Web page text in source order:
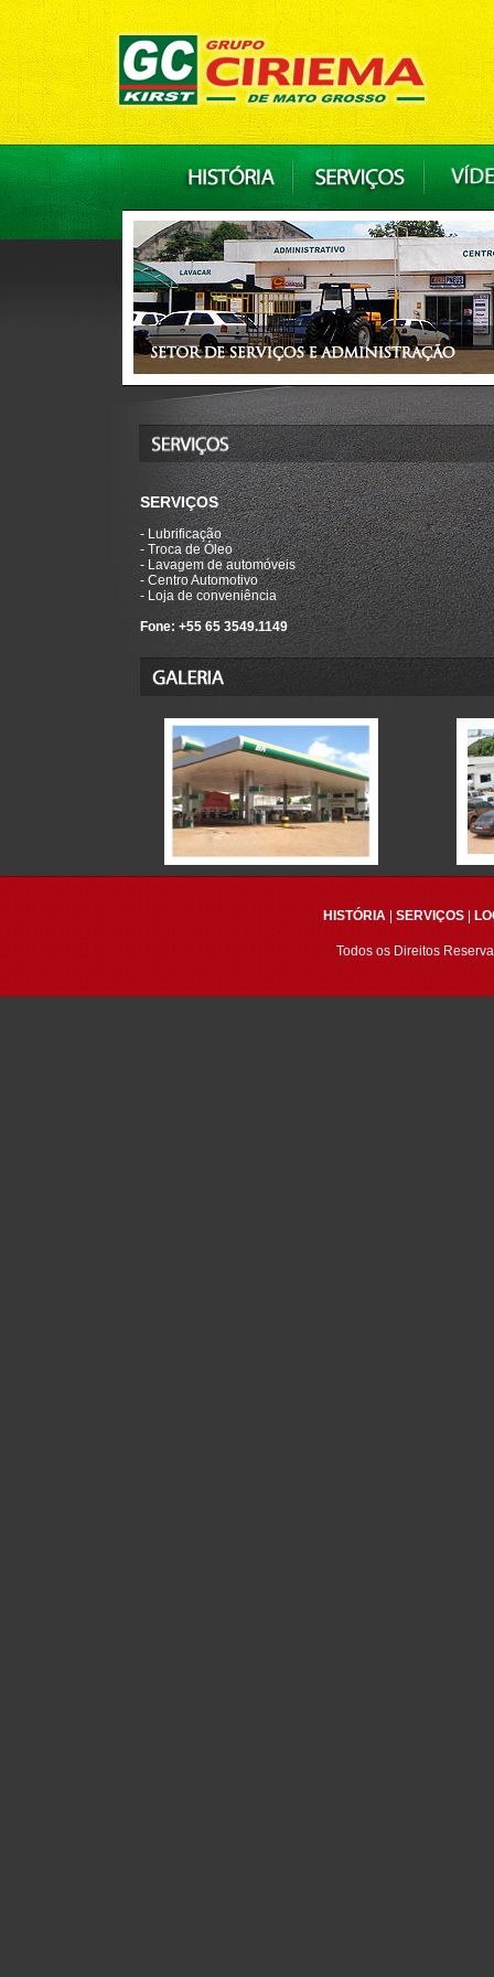
SERVIÇOS
- Lubrificação
- Troca de Óleo
- Lavagem de automóveis
- Centro Automotivo
- Loja de conveniência
Fone: +55 65 3549.1149
HISTÓRIA SERVIÇOS
Todos os Direitos